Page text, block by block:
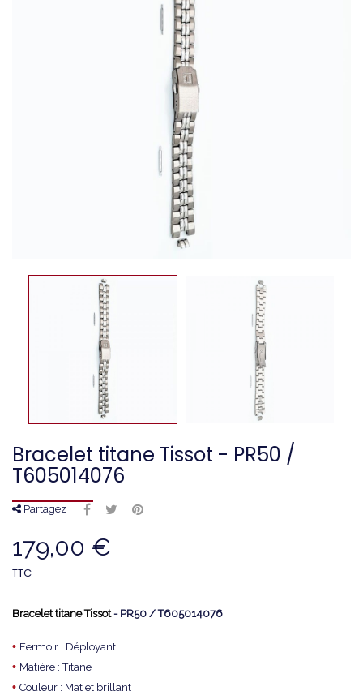
Bracelet titane Tissot - PR50 /
T605014076
Partagez :
179,00 €
TTC
Bracelet titane Tissot- PR50 / T605014076
• Fermoir : Déployant
• Matière : Titane
• Couleur : Mat et brillant